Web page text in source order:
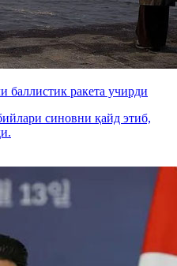
ракета учирди
синовни қайд этиб,